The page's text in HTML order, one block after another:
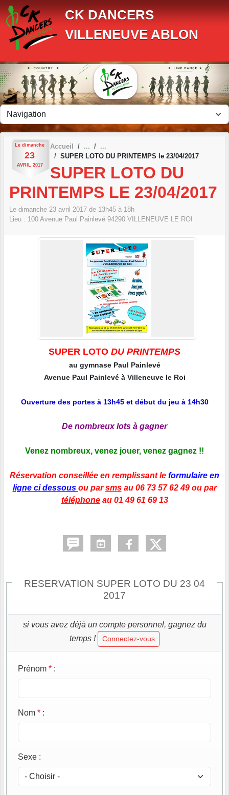
CK DANCERS
VILLENEUVE ABLON
Le dimanche
23
AVRIL 2017
Accueil
SUPER LOTO DU PRINTEMPS le 23/04/2017
SUPER LOTO DU
PRINTEMPS LE 23/04/2017
Le dimanche 23 avril 2017 de 13h45 à 18h
Lieu : 100 Avenue Paul Painlevé 94290 VILLENEUVE LE ROI
SUPER LOTO DU PRINTEMPS
au gymnase Paul Painlevé
Avenue Paul Painlevé à Villeneuve le Roi
Ouverture des portes à 13h45 et début du jeu à 14h30
De nombreux lots à gagner
Venez nombreux, venez jouer, venez gagnez !!
Réservation conseillée en remplissant le formulaire en
ligne ci dessous ou parsmsau 06 73 57 62 49 ou par
téléphoneau 01 49 61 69 13
RESERVATION SUPER LOTO DU 23 04
2017
si vous avez déjà un compte personnel, gagnez du
temps !
Connectez-vous
Prénom * :
Nom * :
Sexe :
Panneau de gestion des cookies